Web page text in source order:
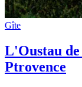
Gîte
L'Oustau
Ptrovence